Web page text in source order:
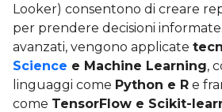
Looker) consentono di creare
per prendere decisioni
avanzati, vengono applicate
Science e Machine Learning,
linguaggi come Python e R e
come TensorFlow e Scikit-